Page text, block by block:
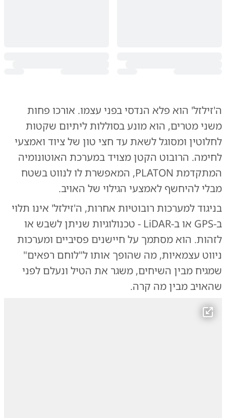
ה'זילזל' הוא פלא הנדסי בפני עצמו. אורכו פחות
משני מטרים, הוא מונע בסוללות ליתיום שקטות
לחלוטין ומסוגל לשאת עד חצי טון של ציוד ואמצעי
לחימה. הרובוט הקטן מצויד במערכת האוטונומיה
המתקדמת PLATON, המאפשרת לו לנווט בשטח
מבלי להיחשף לאמצעי הגילוי של האויב.
בניגוד למערכות רובוטיות אחרות, ה'זילזל' אינו תלוי
ב-GPS או ב-LiDAR - טכנולוגיות שניתן לשבש או
לזהות. הוא מסתמך על חיישנים פסיביים ומערכות
ניווט עצמאיות, מה שהופך אותו ל"לוחם רפאים"
שמגיח מבין השיחים, משגר את הטיל ונעלם לפני
שהאויב מבין מה קרה.